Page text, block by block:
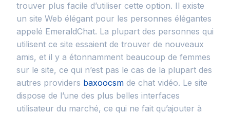
trouver plus facile d’utiliser cette option. Il existe
un site Web élégant pour les personnes élégantes
appelé EmeraldChat. La plupart des personnes qui
utilisent ce site essaient de trouver de nouveaux
amis, et il y a étonnamment beaucoup de femmes
sur le site, ce qui n’est pas le cas de la plupart des
autres providers baxoocsm de chat vidéo. Le site
dispose de l’une des plus belles interfaces
utilisateur du marché, ce qui ne fait qu’ajouter à